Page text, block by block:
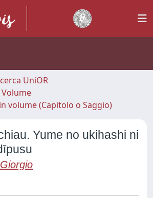
UniOR
volume (Capitolo o Saggio)
Yume no ukihashi ni